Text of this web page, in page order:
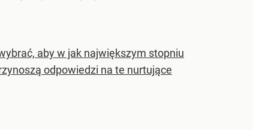
aby w jak największym stopniu
odpowiedzi na te nurtujące